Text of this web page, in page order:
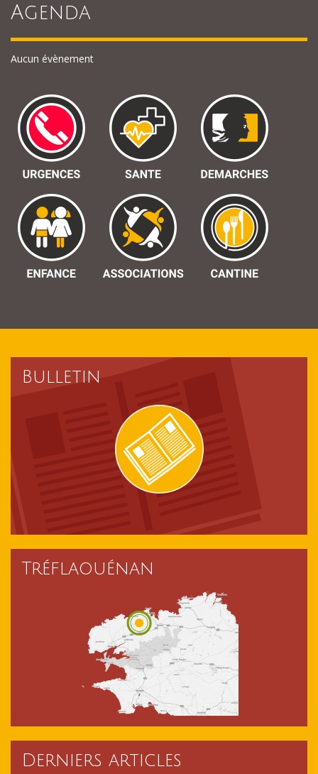
Agenda
Aucun évènement
Bulletin
Tréflaouénan
Derniers articles